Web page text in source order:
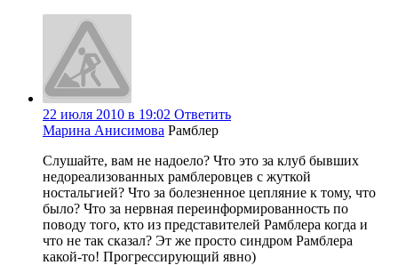
22 июля 2010 в 19:02 Ответить
Марина Анисимова Рамблер
Слушайте, вам не надоело? Что это за клуб бывших
недореализованных рамблеровцев с жуткой
ностальгией? Что за болезненное цепляние к тому, что
было? Что за нервная переинформированность по
поводу того, кто из представителей Рамблера когда и
что не так сказал? Эт же просто синдром Рамблера
какой-то! Прогрессирующий явно)